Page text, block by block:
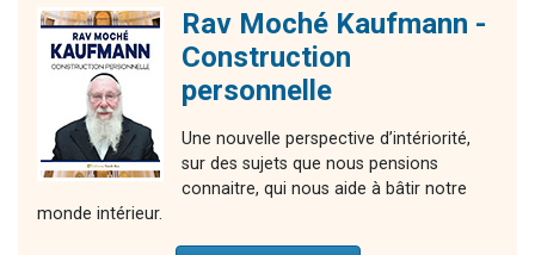
Rav Moché Kaufmann -
Construction
personnelle
Une nouvelle perspective d’intériorité,
sur des sujets que nous pensions
connaitre, qui nous aide à bâtir notre
monde intérieur.